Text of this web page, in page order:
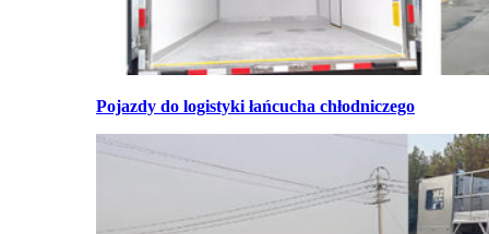
Pojazdy do logistyki łańcucha chłodniczego